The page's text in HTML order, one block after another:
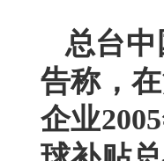
总台
告称，
企业